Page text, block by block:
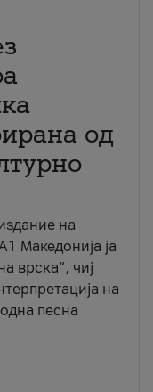
од
на
Македонија ја
врска“, чиј
на
песна